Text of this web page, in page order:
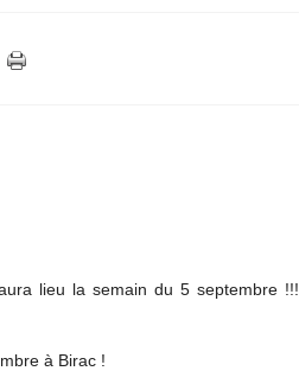
lieu la semain du 5 septembre !!!
à Birac !